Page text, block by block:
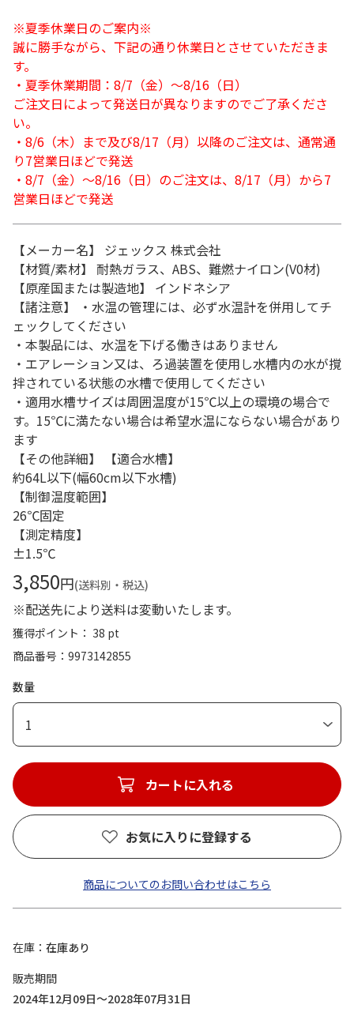
※夏季休業日のご案内※
誠に勝手ながら、下記の通り休業日とさせていただきま
す。
・夏季休業期間：8/7（金）～8/16（日）
ご注文日によって発送日が異なりますのでご了承くださ
い。
・8/6（木）まで及び8/17（月）以降のご注文は、通常通
り7営業日ほどで発送
・8/7（金）～8/16（日）のご注文は、8/17（月）から7
営業日ほどで発送
【メーカー名】 ジェックス 株式会社
【材質/素材】 耐熱ガラス、ABS、難燃ナイロン(V0材)
【原産国または製造地】 インドネシア
【諸注意】 ・水温の管理には、必ず水温計を併用してチ
ェックしてください
・本製品には、水温を下げる働きはありません
・エアレーション又は、ろ過装置を使用し水槽内の水が撹
拌されている状態の水槽で使用してください
・適用水槽サイズは周囲温度が15℃以上の環境の場合で
す。15℃に満たない場合は希望水温にならない場合があり
ます
【その他詳細】 【適合水槽】
約64L以下(幅60cm以下水槽)
【制御温度範囲】
26℃固定
【測定精度】
±1.5℃
3,850円(送料別・税込)
※配送先により送料は変動いたします。
獲得ポイント： 38 pt
商品番号
9973142855
数量
1
カートに入れる
お気に入りに登録する
商品についてのお問い合わせはこちら
在庫
在庫あり
販売期間
2024年12月09日～2028年07月31日